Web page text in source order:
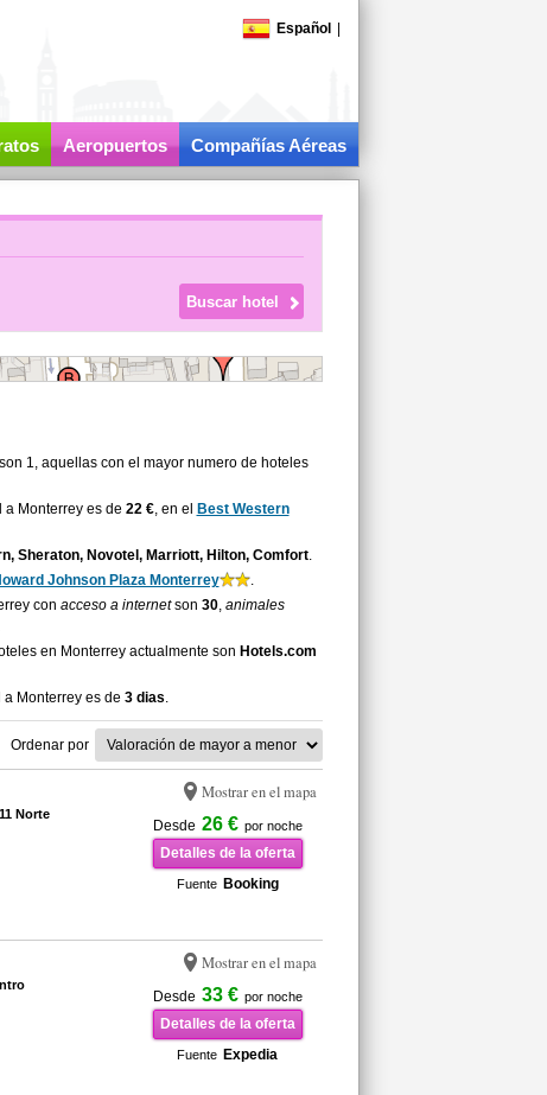
Español
Aeropuertos Compañías Aéreas
1, aquellas con el mayor numero de hoteles
Monterrey es de 22 €, en el
Best Western
Sheraton, Novotel, Marriott, Hilton, Comfort.
Johnson Plaza Monterrey
.
con acceso a internetson 30, animales
en Monterrey actualmente son Hotels.com
Monterrey es de 3 dias.
Ordenar por
Mostrar en el mapa
Desde 26 € por noche
Detalles de la oferta
Fuente Booking
Norte
Mostrar en el mapa
Desde 33 € por noche
Detalles de la oferta
Fuente Expedia